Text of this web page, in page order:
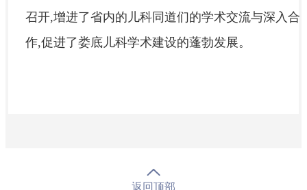
召开,增进了省内的儿科同道们的学术交流与深入合
作,促进了娄底儿科学术建设的蓬勃发展。
返回顶部